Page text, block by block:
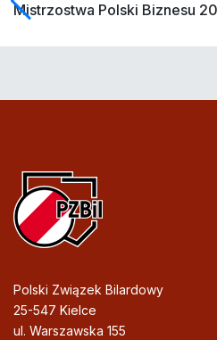
Mistrzostwa Polski Biznesu
Polski Związek Bilardowy
25-547 Kielce
ul. Warszawska 155